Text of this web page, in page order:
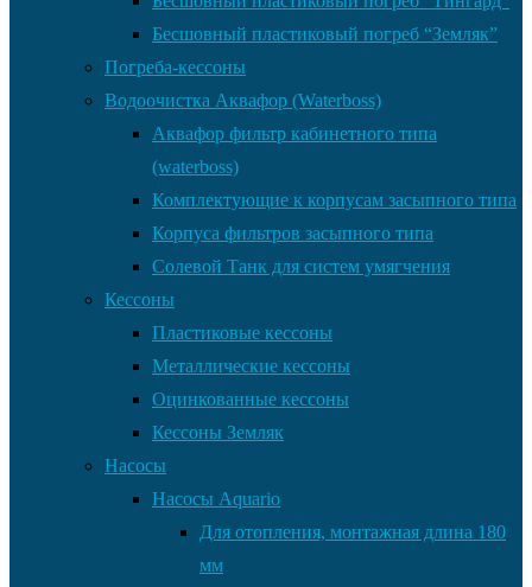
Бесшовный пластиковый погреб “Земляк”
Погреба-кессоны
Водоочистка Аквафор (Waterboss)
Аквафор фильтр кабинетного типа
(waterboss)
Комплектующие к корпусам засыпного типа
Корпуса фильтров засыпного типа
Солевой Танк для систем умягчения
Кессоны
Пластиковые кессоны
Металлические кессоны
Оцинкованные кессоны
Кессоны Земляк
Насосы
Насосы Aquario
Для отопления, монтажная длина 180
мм